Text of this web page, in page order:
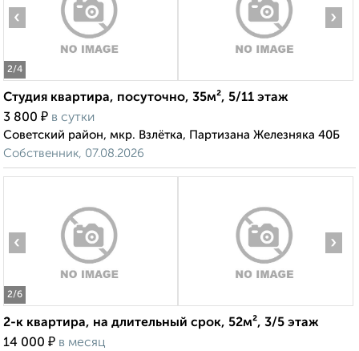
2/4
‹ ›
Студия квартира, посуточно, 35м², 5/11 этаж
3 800 ₽ в сутки
Советский район, мкр. Взлётка, Партизана Железняка 40Б
Собственник, 07.08.2026
2/6
‹ ›
2-к квартира, на длительный срок, 52м², 3/5 этаж
14 000 ₽ в месяц